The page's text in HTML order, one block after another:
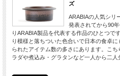
ズ
ARABIAの人気シリ
発表されてから90
りARABIA製品を代表する作品のひとつで
り模様と落ちついた色合いで日本の食卓
られたアイテム数の多さにあります。こ
ラダや煮込み・グラタンなど一人から二人